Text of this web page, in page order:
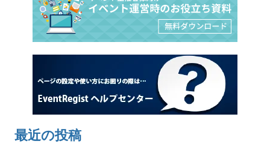
最近の投稿